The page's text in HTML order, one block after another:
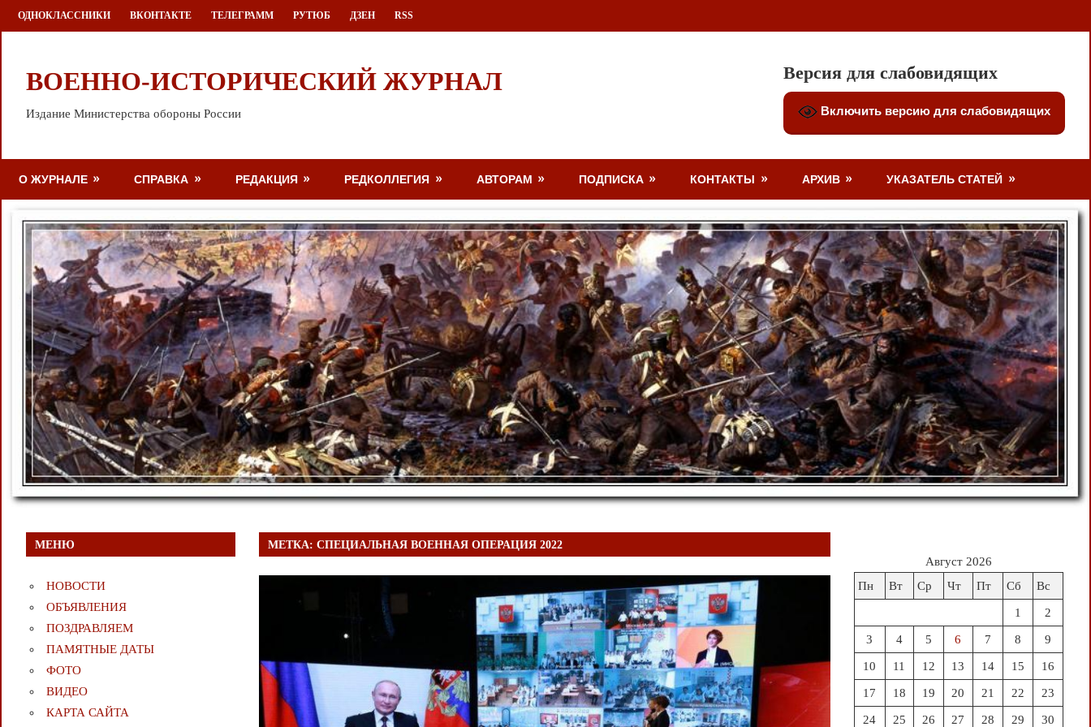
Перейти
к
ОДНОКЛАССНИКИ ВКОНТАКТЕ ТЕЛЕГРАММ РУТЮБ ДЗЕН RSS
ВОЕННО-ИСТОРИЧЕСКИЙ ЖУРНАЛ
Издание Министерства обороны России
Версия для слабовидящих
Включить версию для слабовидящих
О ЖУРНАЛЕ СПРАВКА РЕДАКЦИЯ РЕДКОЛЛЕГИЯ АВТОРАМ ПОДПИСКА КОНТАКТЫ АРХИВ УКАЗАТЕЛЬ СТАТЕЙ
МЕТКА:СПЕЦИАЛЬНАЯ ВОЕННАЯ ОПЕРАЦИЯ 2022
МЕНЮ
НОВОСТИ
ОБЪЯВЛЕНИЯ
ПОЗДРАВЛЯЕМ
ПАМЯТНЫЕ ДАТЫ
ФОТО
ВИДЕО
КАРТА САЙТА
Август 2026
Пн
Вт Ср Чт Пт Сб Вс
1 2
3 4 5 6 7 8 9
10 11 12 13 14 15 16
17 18 19 20 21 22 23
24 25 26 27 28 29 30